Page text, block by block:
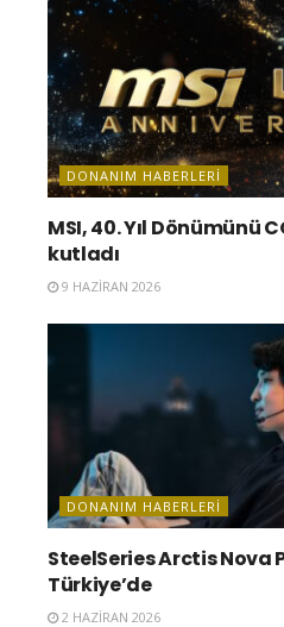
DONANIM HABERLERI
MSI, 40. Yıl Dönümünü
kutladı
9 HAZIRAN 2026
DONANIM HABERLERI
SteelSeries Arctis Nova
Türkiye’de
2 HAZIRAN 2026